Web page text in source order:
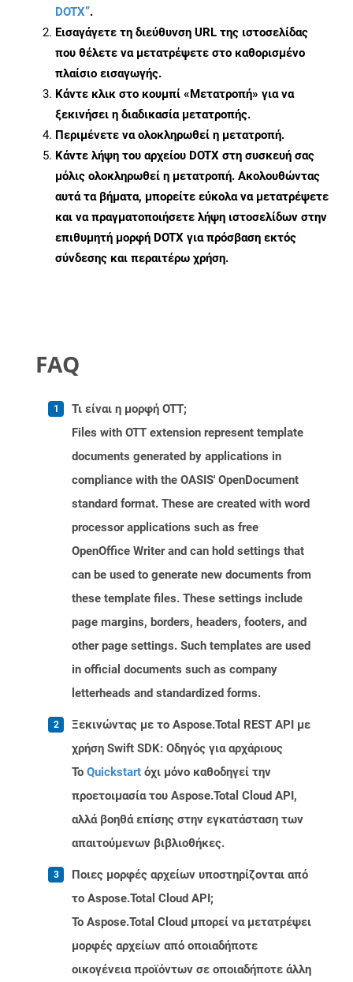
DOTX”.
Εισαγάγετε τη διεύθυνση URL της ιστοσελίδας
που θέλετε να μετατρέψετε στο καθορισμένο
πλαίσιο εισαγωγής.
Κάντε κλικ στο κουμπί «Μετατροπή» για να
ξεκινήσει η διαδικασία μετατροπής.
Περιμένετε να ολοκληρωθεί η μετατροπή.
Κάντε λήψη του αρχείου DOTX στη συσκευή σας
μόλις ολοκληρωθεί η μετατροπή. Ακολουθώντας
αυτά τα βήματα, μπορείτε εύκολα να μετατρέψετε
και να πραγματοποιήσετε λήψη ιστοσελίδων στην
επιθυμητή μορφή DOTX για πρόσβαση εκτός
σύνδεσης και περαιτέρω χρήση.
FAQ
Τι είναι η μορφή OTT;
Files with OTT extension represent template
documents generated by applications in
compliance with the OASIS' OpenDocument
standard format. These are created with word
processor applications such as free
OpenOffice Writer and can hold settings that
can be used to generate new documents from
these template files. These settings include
page margins, borders, headers, footers, and
other page settings. Such templates are used
in official documents such as company
letterheads and standardized forms.
Ξεκινώντας με το Aspose.Total REST API με
χρήση Swift SDK: Οδηγός για αρχάριους
Το Quickstart όχι μόνο καθοδηγεί την
προετοιμασία του Aspose.Total Cloud API,
αλλά βοηθά επίσης στην εγκατάσταση των
απαιτούμενων βιβλιοθήκες.
Ποιες μορφές αρχείων υποστηρίζονται από
το Aspose.Total Cloud API;
Το Aspose.Total Cloud μπορεί να μετατρέψει
μορφές αρχείων από οποιαδήποτε
οικογένεια προϊόντων σε οποιαδήποτε άλλη